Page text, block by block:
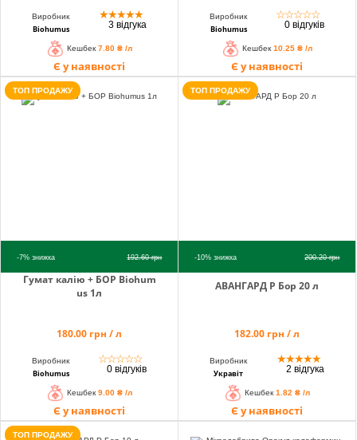
Виробник
Biohumus
★★★★★
3 відгука
Кешбек 7.80 ₴ /л
Є у наявності
Виробник
Biohumus
☆☆☆☆☆
0 відгуків
Кешбек 10.25 ₴ /л
Є у наявності
ТОП ПРОДАЖУ
-7%знижка 192.60грн
Гумат калію + БОР Biohum
us 1л
180.00 грн / л
Виробник
Biohumus
☆☆☆☆☆
0 відгуків
Кешбек 9.00 ₴ /л
Є у наявності
ТОП ПРОДАЖУ
-10%знижка 200.20грн
АВАНГАРД Р Бор 20 л
182.00 грн / л
Виробник
Укравіт
★★★★★
2 відгука
Кешбек 1.82 ₴ /л
Є у наявності
ТОП ПРОДАЖУ